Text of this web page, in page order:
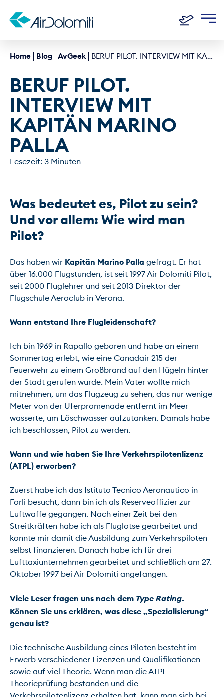
Home Blog AvGeek BERUF PILOT. INTERVIEW MIT KAPITÄN MARINO PALLA
BERUF PILOT.
INTERVIEW MIT
KAPITÄN MARINO
PALLA
Lesezeit: 3 Minuten
Was bedeutet es, Pilot zu sein?
Und vor allem: Wie wird man
Pilot?
Das haben wir Kapitän Marino Palla gefragt. Er hat
über 16.000 Flugstunden, ist seit 1997 Air Dolomiti Pilot,
seit 2000 Fluglehrer und seit 2013 Direktor der
Flugschule Aeroclub in Verona.
Wann entstand Ihre Flugleidenschaft?
Ich bin 1969 in Rapallo geboren und habe an einem
Sommertag erlebt, wie eine Canadair 215 der
Feuerwehr zu einem Großbrand auf den Hügeln hinter
der Stadt gerufen wurde. Mein Vater wollte mich
mitnehmen, um das Flugzeug zu sehen, das nur wenige
Meter von der Uferpromenade entfernt im Meer
wasserte, um Löschwasser aufzutanken. Damals habe
ich beschlossen, Pilot zu werden.
Wann und wie haben Sie Ihre Verkehrspilotenlizenz
(ATPL) erworben?
Zuerst habe ich das Istituto Tecnico Aeronautico in
Forlì besucht, dann bin ich als Reserveoffizier zur
Luftwaffe gegangen. Nach einer Zeit bei den
Streitkräften habe ich als Fluglotse gearbeitet und
konnte mir damit die Ausbildung zum Verkehrspiloten
selbst finanzieren. Danach habe ich für drei
Lufttaxiunternehmen gearbeitet und schließlich am 27.
Oktober 1997 bei Air Dolomiti angefangen.
Viele Leser fragen uns nach dem Type Rating.
Können Sie uns erklären, was diese „Spezialisierung“
genau ist?
Die technische Ausbildung eines Piloten besteht im
Erwerb verschiedener Lizenzen und Qualifikationen
sowie auf viel Theorie. Wenn man die ATPL-
Theorieprüfung bestanden und die